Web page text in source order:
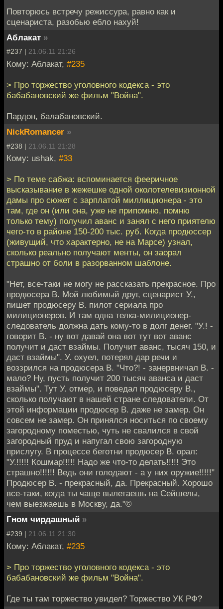
Повторюсь встречу режиссура, равно как и
сценариста, разобью ебло нахуй!
Аблакат »
#237 | 21.06.11 21:26
Кому: Аблакат, #235
> Про торжество уголовного кодекса - это
бабабановский же фильм "Война".
Пардон, балабановский.
NickRomancer »
#238 | 21.06.11 21:28
Кому: ushak, #33
> По теме сабжа: вспоминается фееричное
высказывание в жежешке одной околотелевизионной
дамы про сюжет с зарплатой миллиционера - это
там, где он (или она, уже не припомню, помню
только тему) получил аванс и занял с него приятелю
чего-то в районе 150-200 тыс. руб. Когда продюссер
(живущий, что характерно, не на Марсе) узнал,
сколько реально получают менты, он заорал
страшно от боли в разорванном шаблоне.
"Нет, все-таки не могу не рассказать прекрасное. Про
продюсера В. Мой любимый друг, сценарист У.,
пишет продюсеру В. пилот сериала про
милиционеров. И там одна телка-милиционер-
следователь должна дать кому-то в долг денег. "У.! -
говорит В. - ну вот давай она вот тут вот аванс
получит и даст взаймы. Получит аванс, тысяч 150, и
даст взаймы". У. охуел, потерял дар речи и
воззрился на продюсера В. "Что?! - занервничал В. -
мало? Ну, пусть получит 200 тысяч аванса и даст
взаймы". Тут У. отмер, и поведал продюсеру В.,
сколько получают в нашей стране следователи. От
этой информации продюсер В. даже не замер. Он
совсем не замер. Он принялся носиться по своему
загородному поместью, чуть не свалился в свой
загородный пруд и напугал свою загородную
прислугу. В процессе беготни продюсер В. орал:
"У.!!!!! Кошмар!!!!! Надо же что-то делать!!!!! Это
страшно!!!!!! Ведь они голодают - а у них оружие!!!!!"
Продюсер В. - прекрасный, да. Прекрасный. Хорошо
все-таки, когда ты чаще вылетаешь на Сейшелы,
чем выезжаешь в Москву, да."©
Гном чирдашный »
#239 | 21.06.11 21:30
Кому: Аблакат, #235
> Про торжество уголовного кодекса - это
бабабановский же фильм "Война".
Где ты там торжество увидел? Торжество УК РФ?